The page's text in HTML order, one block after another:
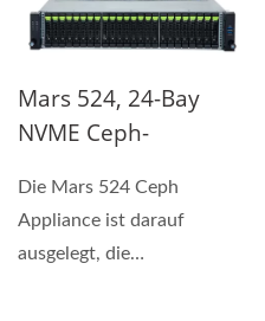
Mars 524, 24-Bay
NVME Ceph-
Die Mars 524 Ceph
Appliance ist darauf
ausgelegt, die